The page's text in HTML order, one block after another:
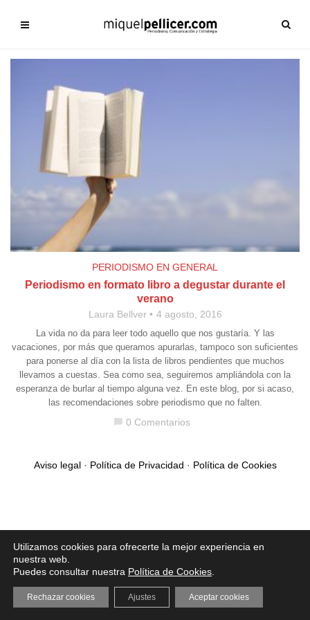
PERIODISMO EN GENERAL
Periodismo en formato libro a degustar durante el
verano
Laura Bellver 4 agosto, 2016
La vida no da para leer todo aquello que nos gustaría. Y las
vacaciones, por más que queramos apurarlas, tampoco son suficientes
para ponerse al día con la lista de libros pendientes que muchos
llevamos a cuestas. Sea como sea, seguiremos ampliándola con la
esperanza de burlar al tiempo alguna vez. En este blog, por si acaso,
las recomendaciones sobre periodismo que no falten.
0 Comentarios
Aviso legal· Política de Privacidad · Política de Cookies
Utilizamos cookies para ofrecerte la mejor experiencia en
nuestra web.
Puedes consultar nuestra Política de Cookies
Aceptar cookies
Rechazar cookies Ajustes